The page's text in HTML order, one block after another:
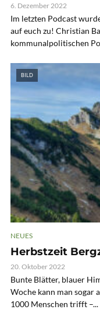
6. Dezember 2022
Im letzten Podcast
auf euch zu! Christian
kommunalpolitischen
BILD
NEUES
Herbstzeit
20. Oktober 2022
Bunte Blätter, blauer
Woche kann man sogar
1000 Menschen trifft –...